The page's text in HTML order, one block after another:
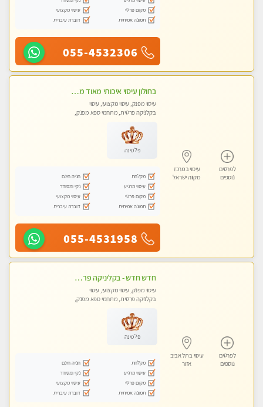
מקום פרטי
עיסוי מקצועי
תמונה אמיתית
דוברת עיברית
055-4532306
לפרטים
נוספים
עיסוי במרכז
מקווה ישראל
בחולון עיסוי איכותי מאוד מעסה מקצועית
עיסוי מפנק, עיסוי מקצועי, עיסוי
בקלניקה פרטית, מתחמי ספא מפנק,
פלטינה
מקלחת
חניה חינם
עיסוי מרגיע
נקי ומסודר
מקום פרטי
עיסוי מקצועי
תמונה אמיתית
דוברת עיברית
055-4531958
לפרטים
נוספים
עיסוי בתל אביב
אזור
חדש חדש - בקליניקה פרטית בחולון עיסוי לחידוש אנרגיות עיסוי חלומי מומלץ מאוד-ללא מין! highly recommended new in the city
עיסוי מפנק, עיסוי מקצועי, עיסוי
בקלניקה פרטית, מתחמי ספא מפנק,
פלטינה
מקלחת
חניה חינם
עיסוי מרגיע
נקי ומסודר
מקום פרטי
עיסוי מקצועי
תמונה אמיתית
דוברת עיברית